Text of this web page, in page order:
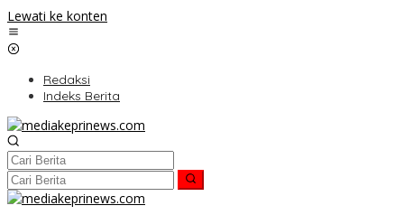
Lewati ke konten
Redaksi
Indeks Berita